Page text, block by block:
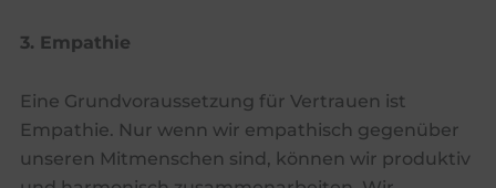
3. Empathie
Eine Grundvoraussetzung für Vertrauen ist
Empathie. Nur wenn wir empathisch gegenüber
unseren Mitmenschen sind, können wir produktiv